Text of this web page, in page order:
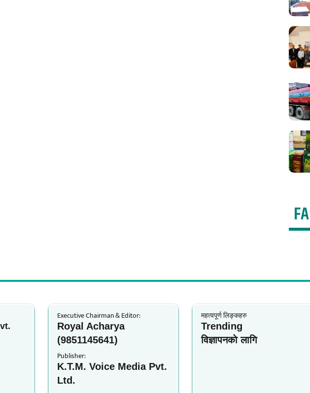
Executive Chairman & Editor:
Royal Acharya
(9851145641)
Publisher:
K.T.M. Voice Media Pvt.
Ltd.
महत्वपूर्ण लिङ्कहरु
Trending
विज्ञापनकाे लागि